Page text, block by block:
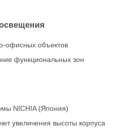
офисных объектов
функциональных зон
NICHIA (Япония)
увеличения высоты корпуса